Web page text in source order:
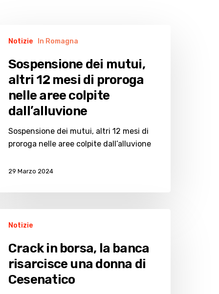
Notizie In Romagna
Sospensione dei mutui,
altri 12 mesi di proroga
nelle aree colpite
dall’alluvione
Sospensione dei mutui, altri 12 mesi di
proroga nelle aree colpite dall’alluvione
29 Marzo 2024
Notizie
Crack in borsa, la banca
risarcisce una donna di
Cesenatico